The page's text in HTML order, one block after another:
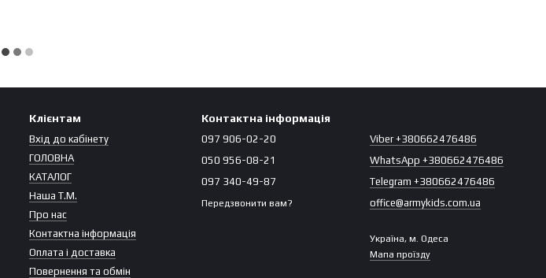
Клієнтам
Вхід до кабінету
ГОЛОВНА
КАТАЛОГ
Наша Т.М.
Про нас
Контактна інформація
Оплата і доставка
Повернення та обмін
Контактна інформація
097 906-02-20
050 956-08-21
097 340-49-87
Передзвонити вам?
Viber +380662476486
WhatsApp +380662476486
Telegram +380662476486
office@armykids.com.ua
Україна, м. Одеса
Мапа проїзду